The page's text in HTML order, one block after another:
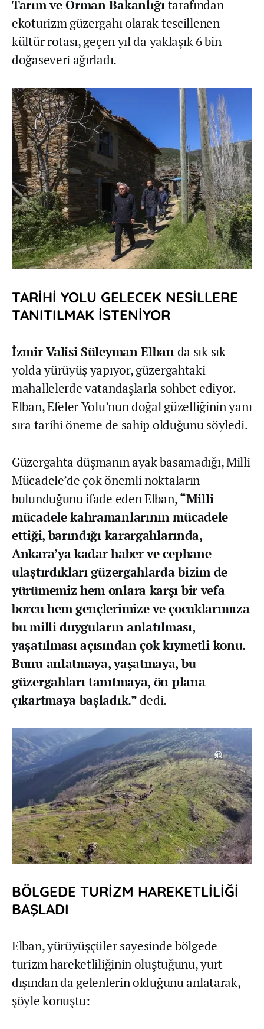
Tarım ve Orman Bakanlığıtarafından
ekoturizm güzergahı olarak tescillenen
kültür rotası, geçen yıl da yaklaşık 6 bin
doğaseveri ağırladı.
TARİHİ YOLU GELECEK NESİLLERE
TANITILMAK İSTENİYOR
İzmir Valisi Süleyman Elbanda sık sık
yolda yürüyüş yapıyor, güzergahtaki
mahallelerde vatandaşlarla sohbet ediyor.
Elban, Efeler Yolu’nun doğal güzelliğinin yanı
sıra tarihi öneme de sahip olduğunu söyledi.
Güzergahta düşmanın ayak basamadığı, Milli
Mücadele’de çok önemli noktaların
bulunduğunu ifade eden Elban,“Milli
mücadele kahramanlarının mücadele
ettiği, barındığı karargahlarında,
Ankara’ya kadar haber ve cephane
ulaştırdıkları güzergahlarda bizim de
yürümemiz hem onlara karşı bir vefa
borcu hem gençlerimize ve çocuklarımıza
bu milli duyguların anlatılması,
yaşatılması açısından çok kıymetli konu.
Bunu anlatmaya, yaşatmaya, bu
güzergahları tanıtmaya, ön plana
çıkartmaya başladık.”dedi.
BÖLGEDE TURİZM HAREKETLİLİĞİ
BAŞLADI
Elban, yürüyüşçüler sayesinde bölgede
turizm hareketliliğinin oluştuğunu, yurt
dışından da gelenlerin olduğunu anlatarak,
şöyle konuştu: